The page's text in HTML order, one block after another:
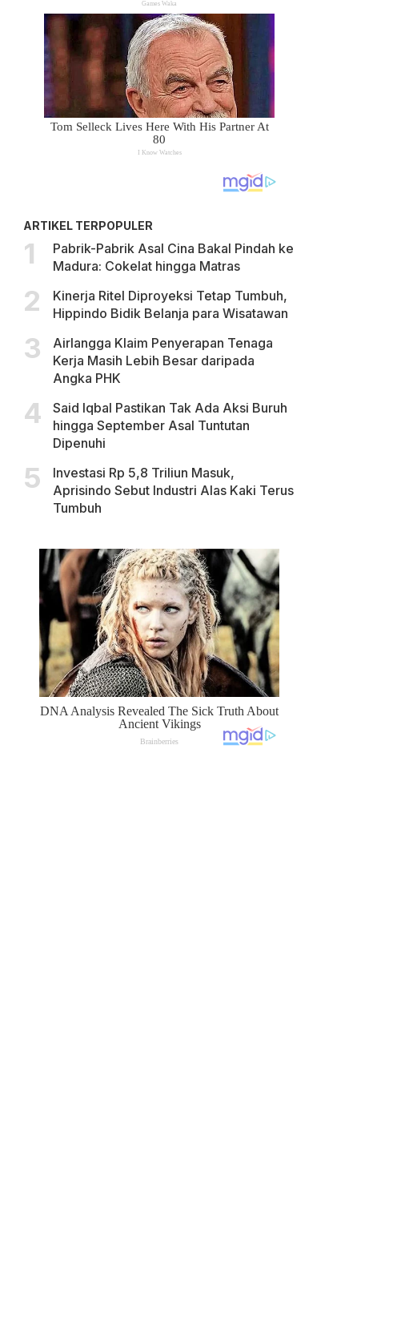
ARTIKEL TERPOPULER
Pabrik-Pabrik Asal Cina Bakal Pindah ke
Madura: Cokelat hingga Matras
Kinerja Ritel Diproyeksi Tetap Tumbuh,
Hippindo Bidik Belanja para Wisatawan
Airlangga Klaim Penyerapan Tenaga
Kerja Masih Lebih Besar daripada
Angka PHK
Said Iqbal Pastikan Tak Ada Aksi Buruh
hingga September Asal Tuntutan
Dipenuhi
Investasi Rp 5,8 Triliun Masuk,
Aprisindo Sebut Industri Alas Kaki Terus
Tumbuh